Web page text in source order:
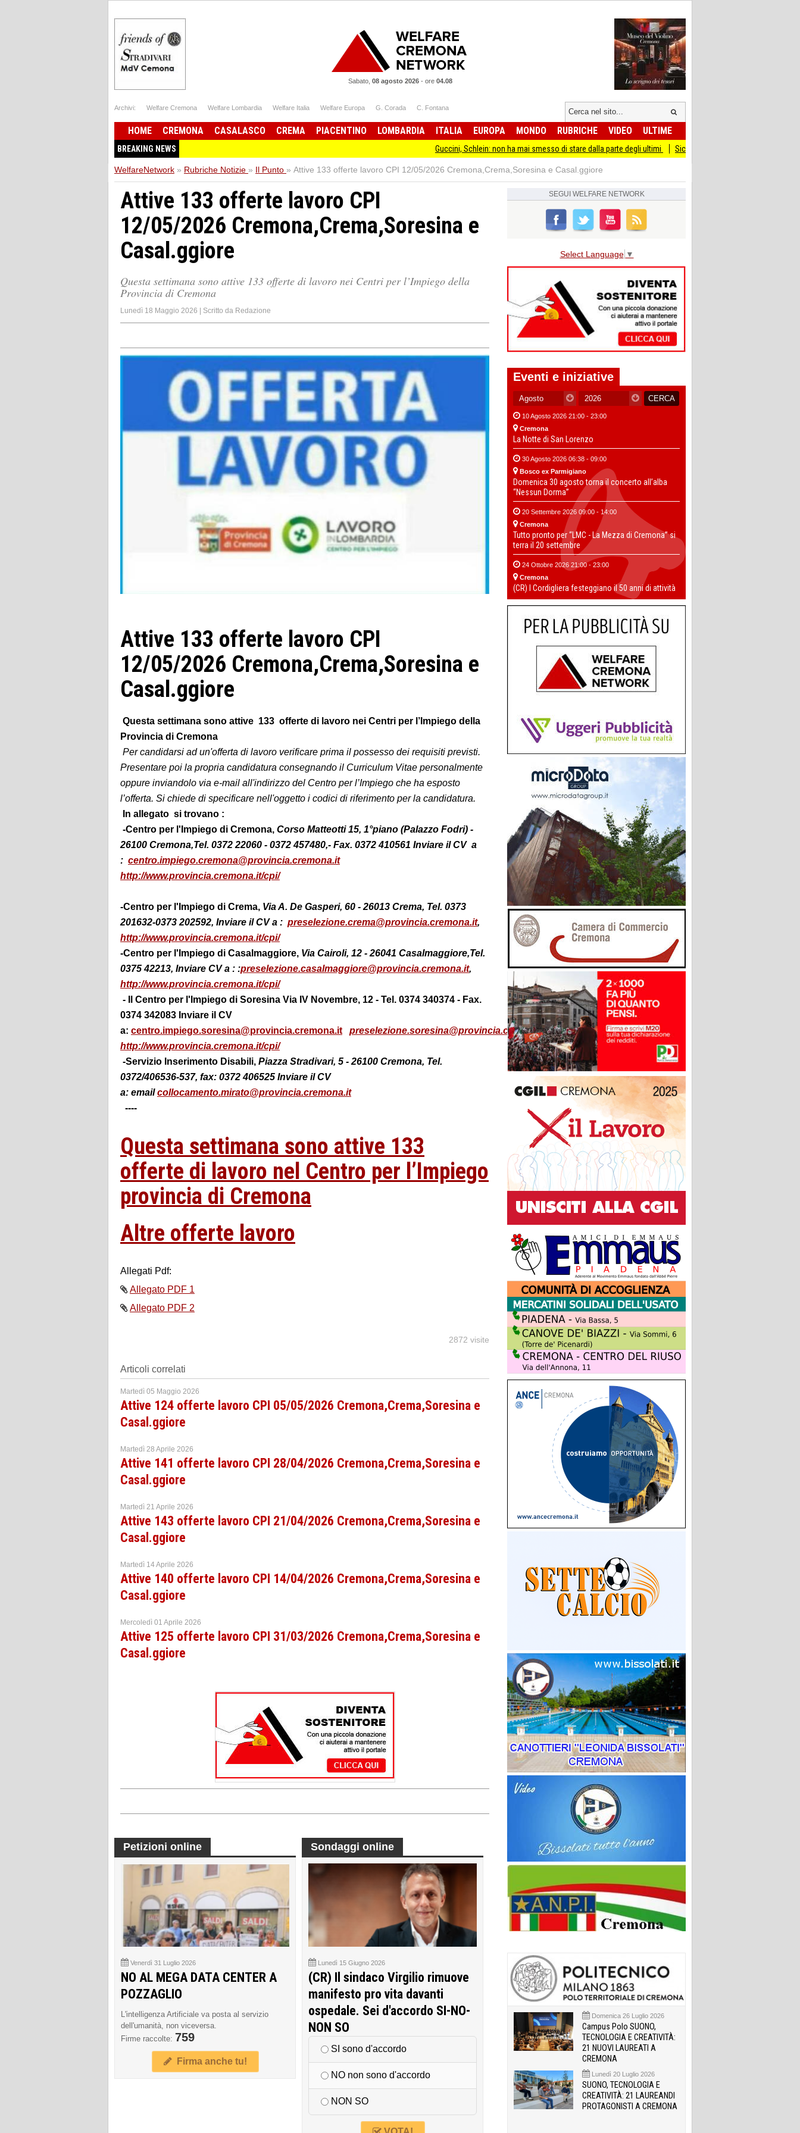
Sabato, 08 agosto 2026- ore 04.08
Archivi: Welfare Cremona Welfare Lombardia Welfare Italia Welfare Europa G. Corada C. Fontana
HOME CREMONA CASALASCO CREMA PIACENTINO LOMBARDIA ITALIA EUROPA MONDO RUBRICHE VIDEO ULTIME
BREAKING NEWS Guccini, Schlein: non ha mai smesso di stare dalla parte degli ultimi Sicurezza I Giovani Democratici ribattono ai Giovani
WelfareNetwork » Rubriche Notizie » Il Punto » Attive 133 offerte lavoro CPI 12/05/2026 Cremona,Crema,Soresina e Casal.ggiore
Attive 133 offerte lavoro CPI
12/05/2026 Cremona,Crema,Soresina e
Casal.ggiore
Questa settimana sono attive 133 offerte di lavoro nei Centri per l’Impiego della
Provincia di Cremona
Lunedì 18 Maggio 2026 | Scritto da Redazione
Attive 133 offerte lavoro CPI
12/05/2026 Cremona,Crema,Soresina e
Casal.ggiore
Questa settimana sono attive 133 offerte di lavoro nei Centri per l’Impiego della
Provincia di Cremona
Per candidarsi ad un'offerta di lavoro verificare prima il possesso dei requisiti previsti.
Presentare poi la propria candidatura consegnando il Curriculum Vitae personalmente
oppure inviandolo via e-mail all'indirizzo del Centro per l’Impiego che ha esposto
l’offerta. Si chiede di specificare nell'oggetto i codici di riferimento per la candidatura.
In allegato si trovano :
-Centro per l'Impiego di Cremona, Corso Matteotti 15, 1°piano (Palazzo Fodri) -
26100 Cremona,Tel. 0372 22060 - 0372 457480,- Fax. 0372 410561 Inviare il CV a
: centro.impiego.cremona@provincia.cremona.it
http://www.provincia.cremona.it/cpi/
-Centro per l'Impiego di Crema, Via A. De Gasperi, 60 - 26013 Crema, Tel. 0373
201632-0373 202592, Inviare il CV a : preselezione.crema@provincia.cremona.it,
http://www.provincia.cremona.it/cpi/
-Centro per l'Impiego di Casalmaggiore, Via Cairoli, 12 - 26041 Casalmaggiore,Tel.
0375 42213, Inviare CV a : :preselezione.casalmaggiore@provincia.cremona.it,
http://www.provincia.cremona.it/cpi/
- Il Centro per l'Impiego di Soresina Via IV Novembre, 12 - Tel. 0374 340374 - Fax.
0374 342083 Inviare il CV
a: centro.impiego.soresina@provincia.cremona.it preselezione.soresina@provincia.cremona.it,
http://www.provincia.cremona.it/cpi/
-Servizio Inserimento Disabili, Piazza Stradivari, 5 - 26100 Cremona, Tel.
0372/406536-537, fax: 0372 406525 Inviare il CV
a: emailcollocamento.mirato@provincia.cremona.it
----
Questa settimana sono attive 133
offerte di lavoro nel Centro per l’Impiego
provincia di Cremona
Altre offerte lavoro
Allegati Pdf:
Allegato PDF 1
Allegato PDF 2
2872 visite
Articoli correlati
Martedì 05 Maggio 2026
Attive 124 offerte lavoro CPI 05/05/2026 Cremona,Crema,Soresina e
Casal.ggiore
Martedì 28 Aprile 2026
Attive 141 offerte lavoro CPI 28/04/2026 Cremona,Crema,Soresina e
Casal.ggiore
Martedì 21 Aprile 2026
Attive 143 offerte lavoro CPI 21/04/2026 Cremona,Crema,Soresina e
Casal.ggiore
Martedì 14 Aprile 2026
Attive 140 offerte lavoro CPI 14/04/2026 Cremona,Crema,Soresina e
Casal.ggiore
Mercoledì 01 Aprile 2026
Attive 125 offerte lavoro CPI 31/03/2026 Cremona,Crema,Soresina e
Casal.ggiore
Petizioni online
Venerdì 31 Luglio 2026
NO AL MEGA DATA CENTER A
POZZAGLIO
L'intelligenza Artificiale va posta al servizio
dell'umanità, non viceversa.
Firme raccolte: 759
Firma anche tu!
Sondaggi online
Lunedì 15 Giugno 2026
(CR) Il sindaco Virgilio rimuove
manifesto pro vita davanti
ospedale. Sei d'accordo SI-NO-
NON SO
SI sono d'accordo
NO non sono d'accordo
NON SO
SEGUI WELFARE NETWORK
Select Language ▼
Eventi e iniziative
10 Agosto 2026 21:00 - 23:00
Cremona
La Notte di San Lorenzo
30 Agosto 2026 06:38 - 09:00
Bosco ex Parmigiano
Domenica 30 agosto torna il concerto all’alba
“Nessun Dorma”
20 Settembre 2026 09:00 - 14:00
Cremona
Tutto pronto per “LMC - La Mezza di Cremona” si
terra il 20 settembre
24 Ottobre 2026 21:00 - 23:00
Cremona
(CR) I Cordigliera festeggiano il 50 anni di attività
Domenica 26 Luglio 2026
Campus Polo SUONO,
TECNOLOGIA E CREATIVITÀ:
21 NUOVI LAUREATI A
CREMONA
Lunedì 20 Luglio 2026
SUONO, TECNOLOGIA E
CREATIVITÀ: 21 LAUREANDI
PROTAGONISTI A CREMONA